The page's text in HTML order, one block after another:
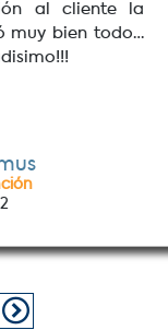
al cliente la
muy bien todo…